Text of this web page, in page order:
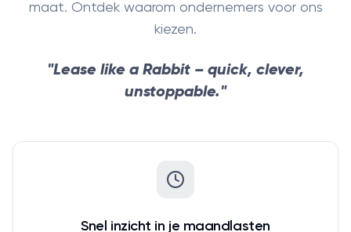
maat. Ontdek waarom ondernemers voor ons
kiezen.
"Lease like a Rabbit – quick, clever,
unstoppable."
Snel inzicht in je maandlasten